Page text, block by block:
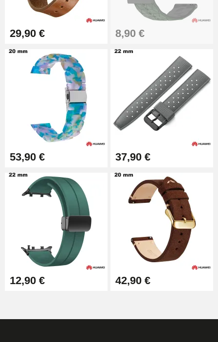
Einfaches Abziehen von
29,90 € 8,90 €
53,90 € 37,90 €
12,90 € 42,90 €